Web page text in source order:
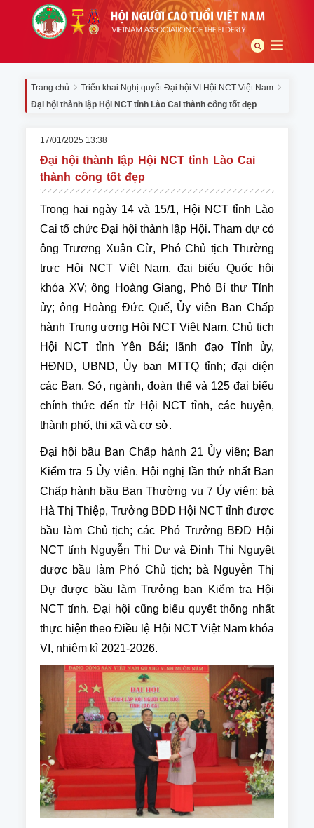
Trang chủ
Triển khai Nghị quyết Đại hội VI Hội NCT Việt Nam
Đại hội thành lập Hội NCT tỉnh Lào Cai thành công tốt đẹp
17/01/2025 13:38
Đại hội thành lập Hội NCT tỉnh Lào Cai
thành công tốt đẹp
Trong hai ngày 14 và 15/1, Hội NCT tỉnh Lào
Cai tổ chức Đại hội thành lập Hội. Tham dự có
ông Trương Xuân Cừ, Phó Chủ tịch Thường
trực Hội NCT Việt Nam, đại biểu Quốc hội
khóa XV; ông Hoàng Giang, Phó Bí thư Tỉnh
ủy; ông Hoàng Đức Quế, Ủy viên Ban Chấp
hành Trung ương Hội NCT Việt Nam, Chủ tịch
Hội NCT tỉnh Yên Bái; lãnh đạo Tỉnh ủy,
HĐND, UBND, Ủy ban MTTQ tỉnh; đại diện
các Ban, Sở, ngành, đoàn thể và 125 đại biểu
chính thức đến từ Hội NCT tỉnh, các huyện,
thành phố, thị xã và cơ sở.
Đại hội bầu Ban Chấp hành 21 Ủy viên; Ban
Kiểm tra 5 Ủy viên. Hội nghị lần thứ nhất Ban
Chấp hành bầu Ban Thường vụ 7 Ủy viên; bà
Hà Thị Thiệp, Trưởng BĐD Hội NCT tỉnh được
bầu làm Chủ tịch; các Phó Trưởng BĐD Hội
NCT tỉnh Nguyễn Thị Dự và Đinh Thị Nguyệt
được bầu làm Phó Chủ tịch; bà Nguyễn Thị
Dự được bầu làm Trưởng ban Kiểm tra Hội
NCT tỉnh. Đại hội cũng biểu quyết thống nhất
thực hiện theo Điều lệ Hội NCT Việt Nam khóa
VI, nhiệm kì 2021-2026.